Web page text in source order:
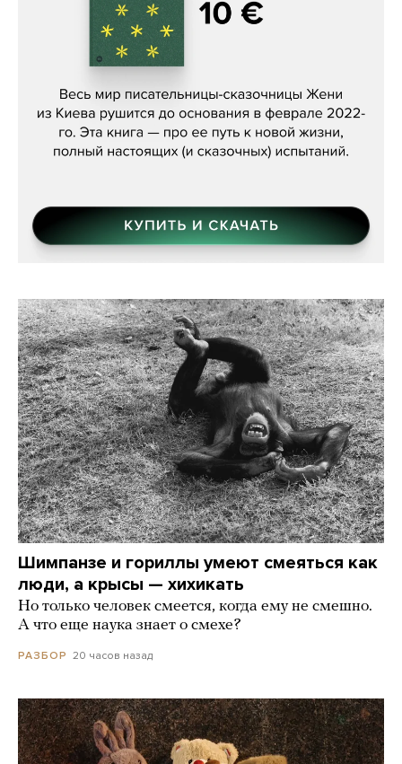
Женя Бережная, «(Не) о войне»
Шимпанзе и гориллы умеют смеяться как
люди, а крысы — хихикать
Но только человек смеется, когда ему не смешно.
А что еще наука знает о смехе?
РАЗБОР 20 часов назад